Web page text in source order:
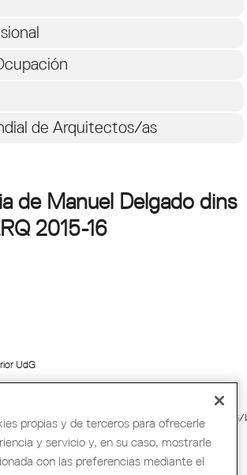
de Arquitectos/as
de Manuel Delgado dins
2015-16
UdG
Inici/Arxiudenot%C3%ADcies/tabid/2436/p/46356/
propias y de terceros para ofrecerle
y servicio y, en su caso, mostrarle
con las preferencias mediante el